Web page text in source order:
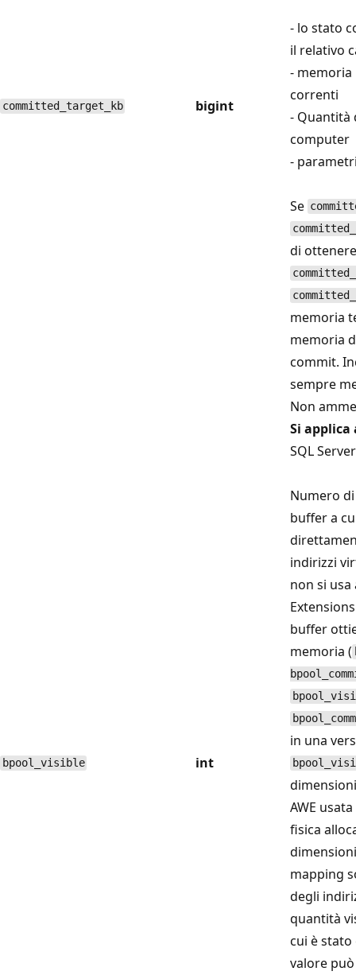
committed_target_kb bigint
- lo stato
il relativo
- memoria
correnti
- Quantità
computer
-
Se
di
memoria
memoria
commit.
sempre
Non
bpool_visible int
Si applica
SQL
Numero
buffer a
indirizzi
non si
buffer
memoria (
in una
AWE
fisica
mapping
degli
quantità
cui è
valore